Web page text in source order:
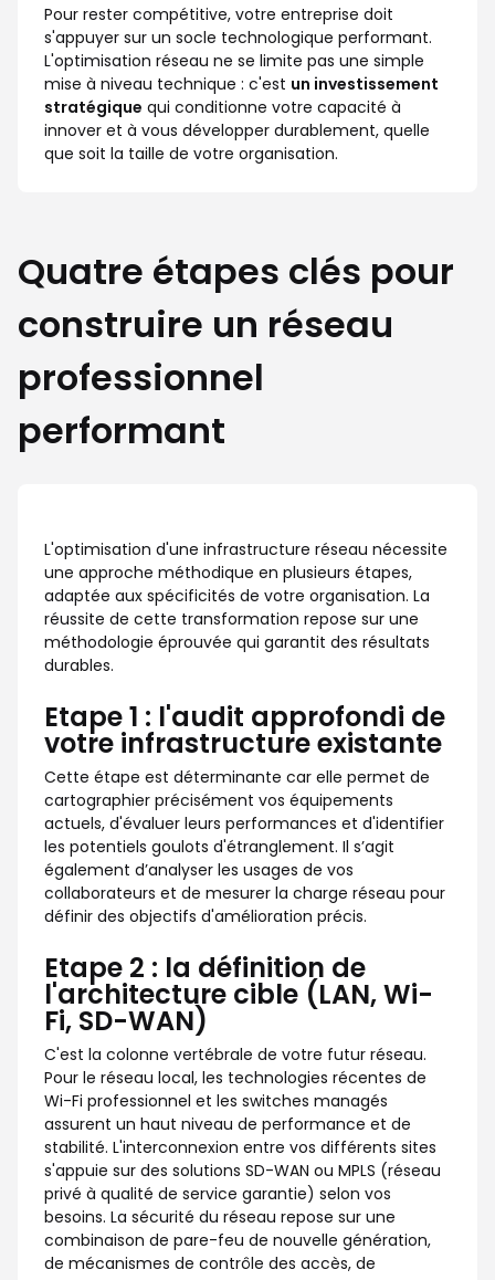
Pour rester compétitive, votre entreprise doit
s'appuyer sur un socle technologique performant.
L'optimisation réseau ne se limite pas une simple
mise à niveau technique : c'est un investissement
stratégique qui conditionne votre capacité à
innover et à vous développer durablement, quelle
que soit la taille de votre organisation.
Quatre étapes clés pour
construire un réseau
professionnel
performant
L'optimisation d'une infrastructure réseau nécessite
une approche méthodique en plusieurs étapes,
adaptée aux spécificités de votre organisation. La
réussite de cette transformation repose sur une
méthodologie éprouvée qui garantit des résultats
durables.
Etape 1 : l'audit approfondi de
votre infrastructure existante
Cette étape est déterminante car elle permet de
cartographier précisément vos équipements
actuels, d'évaluer leurs performances et d'identifier
les potentiels goulots d'étranglement. Il s’agit
également d’analyser les usages de vos
collaborateurs et de mesurer la charge réseau pour
définir des objectifs d'amélioration précis.
Etape 2 : la définition de
l'architecture cible (LAN, Wi-
Fi, SD-WAN)
C'est la colonne vertébrale de votre futur réseau.
Pour le réseau local, les technologies récentes de
Wi-Fi professionnel et les switches managés
assurent un haut niveau de performance et de
stabilité. L'interconnexion entre vos différents sites
s'appuie sur des solutions SD-WAN ou MPLS (réseau
privé à qualité de service garantie) selon vos
besoins. La sécurité du réseau repose sur une
combinaison de pare-feu de nouvelle génération,
de mécanismes de contrôle des accès, de